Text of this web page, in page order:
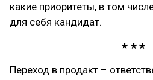
какие приоритеты, в том
для себя кандидат.
Переход в продакт –